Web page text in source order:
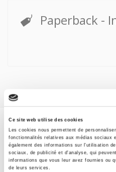
Ce site web utilise des cookies
Les cookies nous permettent de
fonctionnalités relatives aux médias sociaux
également des informations sur l'utilisation
sociaux, de publicité et d'analyse, qui
informations que vous leur avez fournies ou
de leurs services.
Paperback -
Specifications
Formats